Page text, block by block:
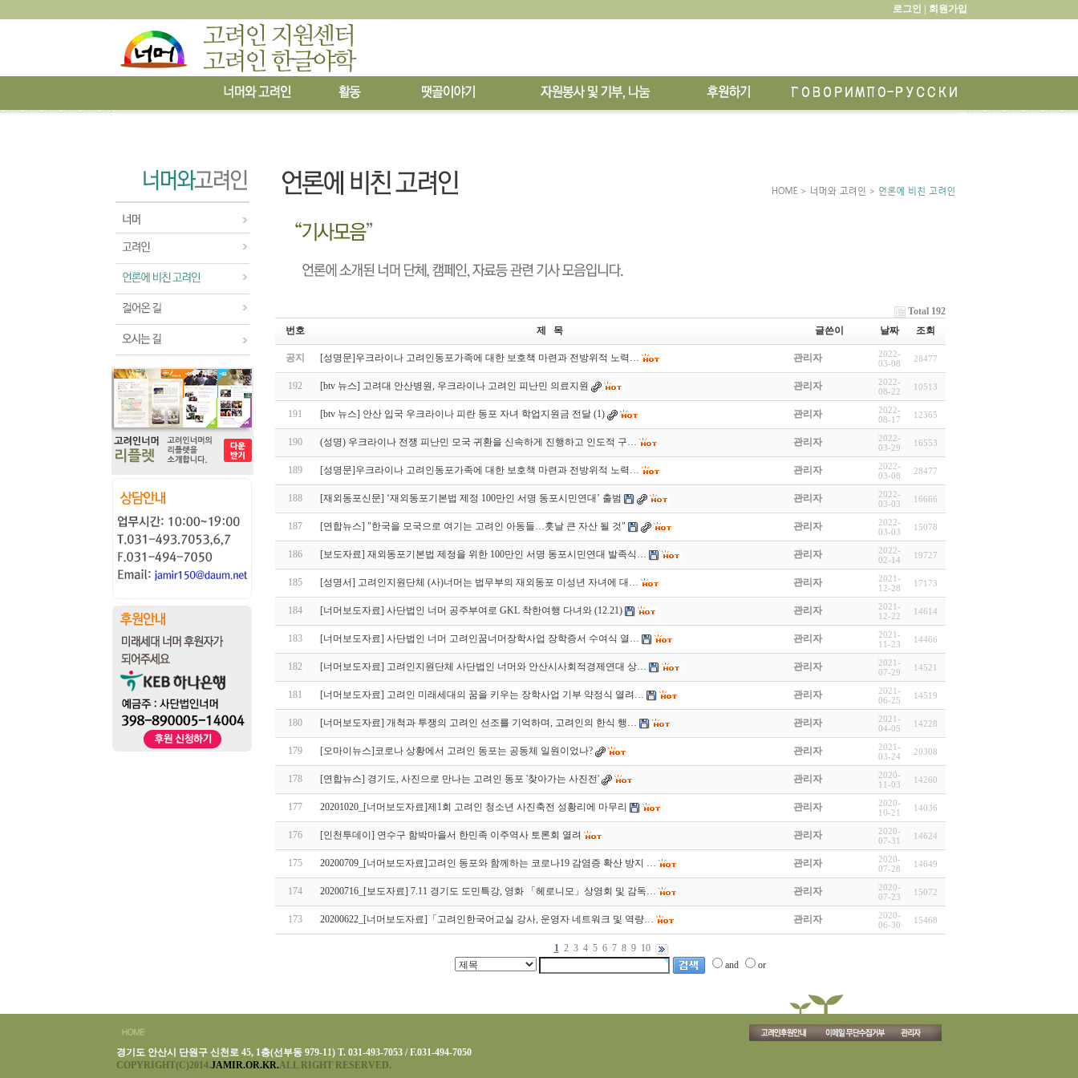
로그인 | 회원가입
Total 192
번호
제 목 글쓴이 날짜 조회
공지 [성명문]우크라이나 고려인동포가족에 대한 보호책 마련과 전방위적 노력… 관리자
2022-
03-08
28477
192 [btv 뉴스] 고려대 안산병원, 우크라이나 고려인 피난민 의료지원 관리자
2022-
08-22
10513
191 [btv 뉴스] 안산 입국 우크라이나 피란 동포 자녀 학업지원금 전달 (1) 관리자
2022-
08-17
12365
190 (성명) 우크라이나 전쟁 피난민 모국 귀환을 신속하게 진행하고 인도적 구… 관리자
2022-
03-29
16553
189 [성명문]우크라이나 고려인동포가족에 대한 보호책 마련과 전방위적 노력… 관리자
2022-
03-08
28477
188 [재외동포신문] ‘재외동포기본법 제정 100만인 서명 동포시민연대’ 출범 관리자
2022-
03-03
16666
187 [연합뉴스] "한국을 모국으로 여기는 고려인 아동들…훗날 큰 자산 될 것" 관리자
2022-
03-03
15078
186 [보도자료] 재외동포기본법 제정을 위한 100만인 서명 동포시민연대 발족식… 관리자
2022-
02-14
19727
185 [성명서] 고려인지원단체 (사)너머는 법무부의 재외동포 미성년 자녀에 대… 관리자
2021-
12-28
17173
184 [너머보도자료] 사단법인 너머 공주부여로 GKL 착한여행 다녀와 (12.21) 관리자
2021-
12-22
14614
183 [너머보도자료] 사단법인 너머 고려인꿈너머장학사업 장학증서 수여식 열… 관리자
2021-
11-23
14466
182 [너머보도자료] 고려인지원단체 사단법인 너머와 안산시사회적경제연대 상… 관리자
2021-
07-29
14521
181 [너머보도자료] 고려인 미래세대의 꿈을 키우는 장학사업 기부 약정식 열려… 관리자
2021-
06-25
14519
180 [너머보도자료] 개척과 투쟁의 고려인 선조를 기억하며, 고려인의 한식 행… 관리자
2021-
04-05
14228
179 [오마이뉴스]코로나 상황에서 고려인 동포는 공동체 일원이었나? 관리자
2021-
03-24
20308
178 [연합뉴스] 경기도, 사진으로 만나는 고려인 동포 '찾아가는 사진전' 관리자
2020-
11-03
14260
177 20201020_[너머보도자료]제1회 고려인 청소년 사진축전 성황리에 마무리 관리자
2020-
10-21
14036
176 [인천투데이] 연수구 함박마을서 한민족 이주역사 토론회 열려 관리자
2020-
07-31
14624
175 20200709_[너머보도자료]고려인 동포와 함께하는 코로나19 감염증 확산 방지 … 관리자
2020-
07-28
14649
174 20200716_[보도자료] 7.11 경기도 도민특강, 영화 「헤로니모」상영회 및 감독… 관리자
2020-
07-23
15072
173 20200622_[너머보도자료]「고려인한국어교실 강사, 운영자 네트워크 및 역량… 관리자
2020-
06-30
15468
1 2 3 4 5 6 7 8 9 10
and
or
경기도 안산시 단원구 신천로 45, 1층(선부동 979-11) T. 031-493-7053 / F.031-494-7050
COPYRIGHT(C)2014.JAMIR.OR.KR.ALL RIGHT RESERVED.